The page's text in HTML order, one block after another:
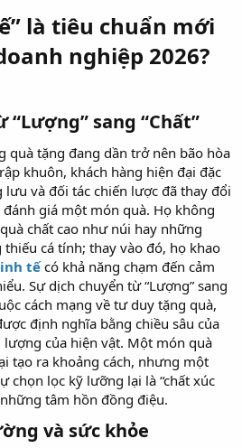
là tiêu chuẩn mới
nghiệp 2026?​
sang “Chất”​
quà tặng đang dần trở nên bão hòa
khuôn, khách hàng hiện đại đặc
và đối tác chiến lược đã thay đổi
đánh giá một món quà. Họ không
chất cao như núi hay những
cá tính; thay vào đó, họ khao
tếcó khả năng chạm đến cảm
Sự dịch chuyển từ “Lượng” sang
cách mạng về tư duy tặng quà,
định nghĩa bằng chiều sâu của
của hiện vật. Một món quà
tạo ra khoảng cách, nhưng một
chọn lọc kỹ lưỡng lại là “chất xúc
tâm hồn đồng điệu.
và sức khỏe​